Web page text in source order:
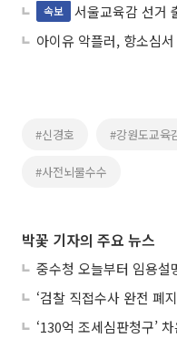
속보
서울교육감 선거 출구
#신경호 #강원도교육
#사전뇌물수수
박꽃 기자의 주요 뉴스